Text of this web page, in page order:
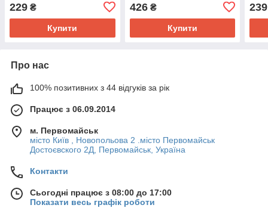
229 ₴
Купити
426₴
Купити
239
Про нас
100% позитивних з 44 відгуків за рік
Працює з 06.09.2014
м. Первомайськ
місто Київ , Новопольова 2 .місто Первомайськ
Достоєвского 2Д, Первомайськ, Україна
Контакти
Сьогодні працює з 08:00 до 17:00
Показати весь графік роботи